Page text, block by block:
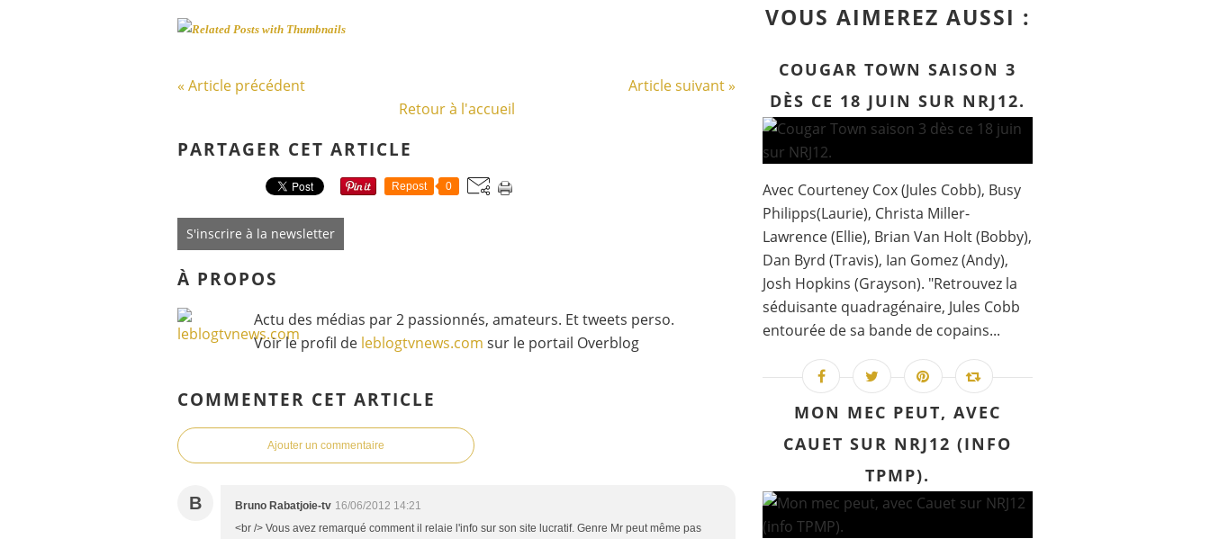
« Article précédent
Article suivant »
Retour à l'accueil
PARTAGER CET ARTICLE
Repost 0
S'inscrire à la newsletter
À PROPOS
Actu des médias par 2 passionnés, amateurs. Et tweets perso.
Voir le profil de leblogtvnews.com sur le portail Overblog
COMMENTER CET ARTICLE
Ajouter un commentaire
B Bruno Rabatjoie-tv 16/06/2012 14:21
<br /> Vous avez remarqué comment il relaie l'info sur son site lucratif. Genre Mr peut même pas
VOUS AIMEREZ AUSSI :
COUGAR TOWN SAISON 3
DÈS CE 18 JUIN SUR NRJ12.
Avec Courteney Cox (Jules Cobb), Busy
Philipps(Laurie), Christa Miller-
Lawrence (Ellie), Brian Van Holt (Bobby),
Dan Byrd (Travis), Ian Gomez (Andy),
Josh Hopkins (Grayson). "Retrouvez la
séduisante quadragénaire, Jules Cobb
entourée de sa bande de copains...
MON MEC PEUT, AVEC
CAUET SUR NRJ12 (INFO
TPMP).